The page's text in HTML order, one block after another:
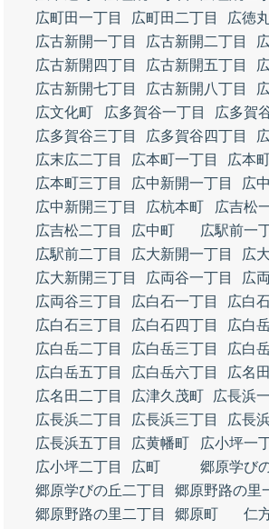
広町田一丁目
広町田二丁目
広徳
広古新開一丁目
広古新開二丁目
広古新開四丁目
広古新開五丁目
広古新開七丁目
広古新開八丁目
広文化町
広多賀谷一丁目
広多賀
広多賀谷三丁目
広多賀谷四丁目
広末広二丁目
広本町一丁目
広本
広本町三丁目
広中新開一丁目
広
広中新開三丁目
広杭本町
広吉松
広吉松二丁目
広中町
広駅前一
広駅前二丁目
広大新開一丁目
広
広大新開三丁目
広両谷一丁目
広
広両谷三丁目
広白石一丁目
広白
広白石三丁目
広白石四丁目
広白
広白岳二丁目
広白岳三丁目
広白
広白岳五丁目
広白岳六丁目
広名
広名田二丁目
広津久茂町
広長浜
広長浜二丁目
広長浜三丁目
広長
広長浜五丁目
広黄幡町
広小坪一
広小坪二丁目
広町
郷原学び
郷原学びの丘二丁目
郷原野路の里
郷原野路の里二丁目
郷原町
仁